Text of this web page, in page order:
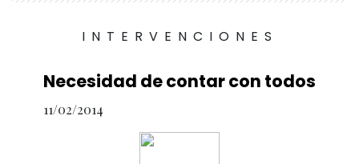
INTERVENCIONES
Necesidad de contar con todos
11/02/2014